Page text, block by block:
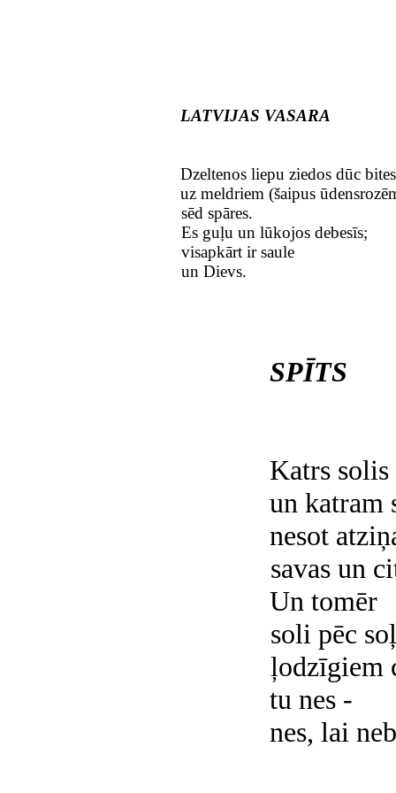
LATVIJAS VASARA
Dzeltenos liepu ziedos dūc
uz meldriem (šaipus
sēd spāres.
Es guļu un lūkojos debesīs;
visapkārt ir saule
un Dievs.
SPĪTS
Katrs
un katram
nesot
savas un
Un tomēr
soli pēc
ļodzīgiem
tu nes -
nes, lai